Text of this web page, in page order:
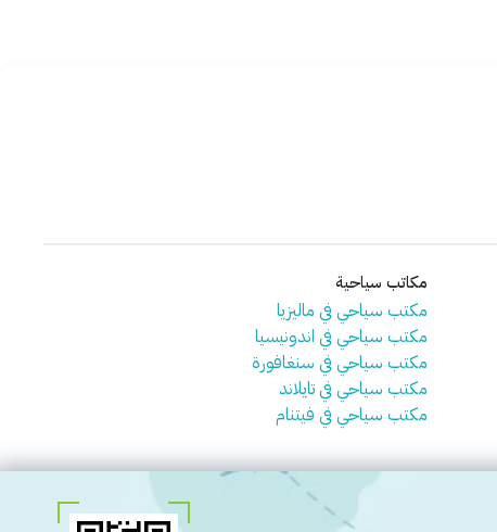
مكاتب سياحية
مكتب سياحي في ماليزيا
مكتب سياحي في اندونيسيا
مكتب سياحي في سنغافورة
مكتب سياحي في تايلاند
مكتب سياحي في فيتنام